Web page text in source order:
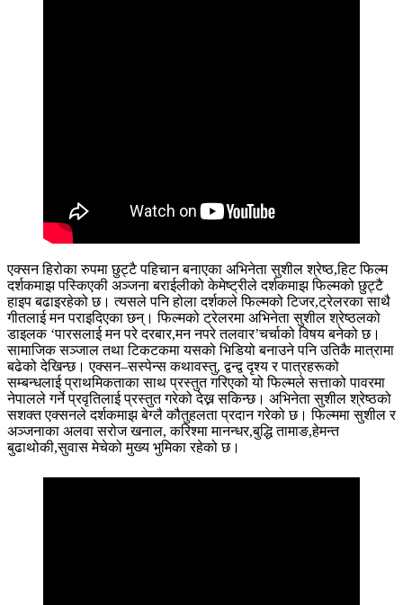
एक्सन हिरोका रुपमा छुट्टै पहिचान बनाएका अभिनेता सुशील श्रेष्ठ,हिट फिल्म
दर्शकमाझ पस्किएकी अञ्जना बराईलीको केमेष्ट्रीले दर्शकमाझ फिल्मको छुट्टै
हाइप बढाइरहेको छ। त्यसले पनि होला दर्शकले फिल्मको टिजर,ट्रेलरका साथै
गीतलाई मन पराइदिएका छन्। फिल्मको ट्रेलरमा अभिनेता सुशील श्रेष्ठलको
डाइलक ‘पारसलाई मन परे दरबार,मन नपरे तलवार’चर्चाको विषय बनेको छ।
सामाजिक सञ्जाल तथा टिकटकमा यसको भिडियो बनाउने पनि उतिकै मात्रामा
बढेको देखिन्छ। एक्सन–सस्पेन्स कथावस्तु, द्वन्द्व दृश्य र पात्रहरूको
सम्बन्धलाई प्राथमिकताका साथ प्रस्तुत गरिएको यो फिल्मले सत्ताको पावरमा
नेपालले गर्ने प्रवृतिलाई प्रस्तुत गरेको देख्न सकिन्छ। अभिनेता सुशील श्रेष्ठको
सशक्त एक्सनले दर्शकमाझ बेग्लै कौतुहलता प्रदान गरेको छ। फिल्ममा सुशील र
अञ्जनाका अलवा सरोज खनाल, करिश्मा मानन्धर,बुद्धि तामाङ,हेमन्त
बुढाथोकी,सुवास मेचेको मुख्य भुमिका रहेको छ।